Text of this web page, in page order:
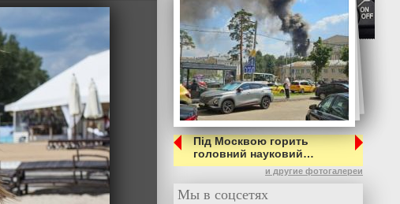
Під Москвою горить
головний науковий…
и другие фотогалереи
Мы в соцсетях